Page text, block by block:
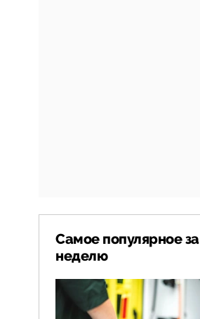
Самое популярное за
неделю